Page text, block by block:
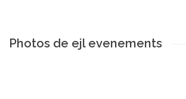
Photos de ejl evenements